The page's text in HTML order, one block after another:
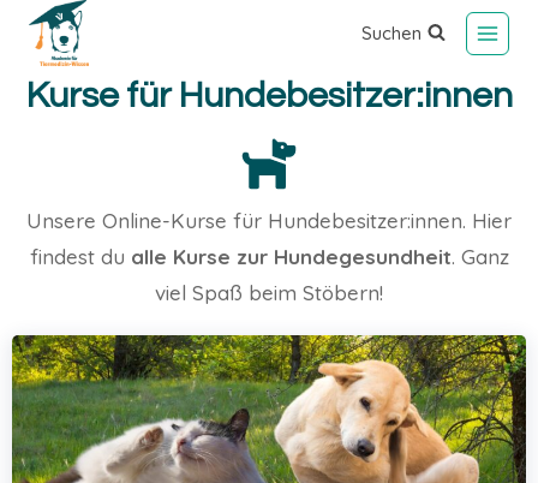
Suchen
Kurse für Hundebesitzer:innen
Unsere Online-Kurse für Hundebesitzer:innen. Hier
findest du alle Kurse zur Hundegesundheit. Ganz
viel Spaß beim Stöbern!